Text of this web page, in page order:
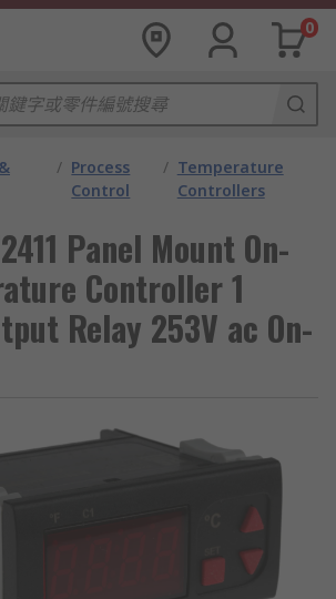
0
/ Process
Control
/ Temperature
Controllers
Panel Mount On-
Controller 1
Relay 253V ac On-